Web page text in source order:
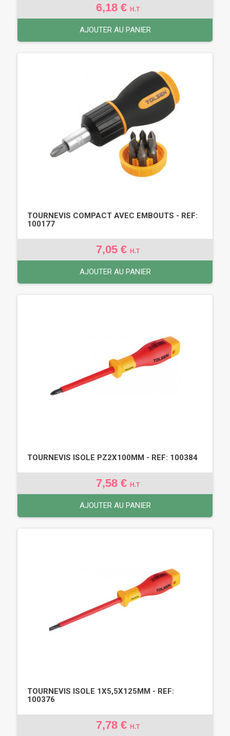
6,18 € H.T
AJOUTER AU PANIER
TOURNEVIS COMPACT AVEC EMBOUTS - REF:
100177
7,05 € H.T
AJOUTER AU PANIER
TOURNEVIS ISOLE PZ2X100MM - REF: 100384
7,58 € H.T
AJOUTER AU PANIER
TOURNEVIS ISOLE 1X5,5X125MM - REF:
100376
7,78 € H.T